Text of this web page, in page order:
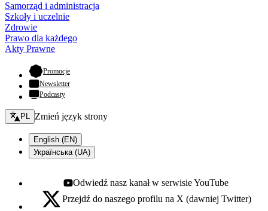
Samorząd i administracja
Szkoły i uczelnie
Zdrowie
Prawo dla każdego
Akty Prawne
Promocje- otwiera się w nowej karcie
Newsletter
Podcasty
Zmień język - bieżący:
PL Zmień język strony
English (EN)
Українська (UA)
Youtube - otwiera się w nowej karcie
Odwiedź nasz kanał w serwisie YouTube
X - otwiera się w nowej karcie
Przejdź do naszego profilu na X (dawniej Twitter)